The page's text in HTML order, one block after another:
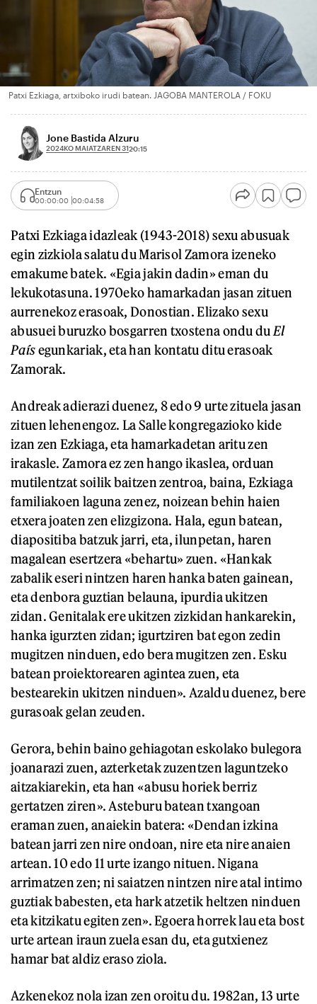
Patxi Ezkiaga, artxiboko irudi batean. JAGOBA MANTEROLA / FOKU
Jone Bastida Alzuru
2024KO MAIATZAREN 3120:15
Entzun
00:00:00 00:04:58
Patxi Ezkiaga idazleak (1943-2018) sexu abusuak
egin zizkiola salatu du Marisol Zamora izeneko
emakume batek. «Egia jakin dadin» eman du
lekukotasuna. 1970eko hamarkadan jasan zituen
aurrenekoz erasoak, Donostian. Elizako sexu
abusuei buruzko bosgarren txostena ondu du El
Paísegunkariak, eta han kontatu ditu erasoak
Zamorak.
Andreak adierazi duenez, 8 edo 9 urte zituela jasan
zituen lehenengoz. La Salle kongregazioko kide
izan zen Ezkiaga, eta hamarkadetan aritu zen
irakasle. Zamora ez zen hango ikaslea, orduan
mutilentzat soilik baitzen zentroa, baina, Ezkiaga
familiakoen laguna zenez, noizean behin haien
etxera joaten zen elizgizona. Hala, egun batean,
diapositiba batzuk jarri, eta, ilunpetan, haren
magalean esertzera «behartu» zuen. «Hankak
zabalik eseri nintzen haren hanka baten gainean,
eta denbora guztian belauna, ipurdia ukitzen
zidan. Genitalak ere ukitzen zizkidan hankarekin,
hanka igurzten zidan; igurtziren bat egon zedin
mugitzen ninduen, edo bera mugitzen zen. Esku
batean proiektorearen agintea zuen, eta
bestearekin ukitzen ninduen». Azaldu duenez, bere
gurasoak gelan zeuden.
Gerora, behin baino gehiagotan eskolako bulegora
joanarazi zuen, azterketak zuzentzen laguntzeko
aitzakiarekin, eta han «abusu horiek berriz
gertatzen ziren». Asteburu batean txangoan
eraman zuen, anaiekin batera: «Dendan izkina
batean jarri zen nire ondoan, nire eta nire anaien
artean. 10 edo 11 urte izango nituen. Nigana
arrimatzen zen; ni saiatzen nintzen nire atal intimo
guztiak babesten, eta hark atzetik heltzen ninduen
eta kitzikatu egiten zen». Egoera horrek lau eta bost
urte artean iraun zuela esan du, eta gutxienez
hamar bat aldiz eraso ziola.
Azkenekoz nola izan zen oroitu du. 1982an, 13 urte